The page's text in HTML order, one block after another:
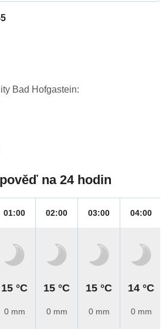
Bad Hofgastein:
na 24 hodin
01:00
15 °C
0 mm
02:00
15 °C
0 mm
03:00
15 °C
0 mm
04:00
14 °C
0 mm